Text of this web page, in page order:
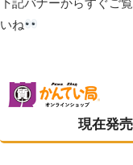
いね
現在発